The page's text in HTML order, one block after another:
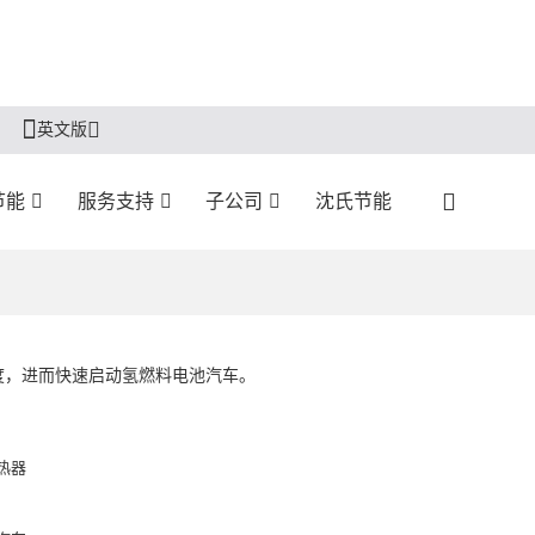
英文版
能 服务支持 子公司 沈氏节能
进而快速启动氢燃料电池汽车。
器